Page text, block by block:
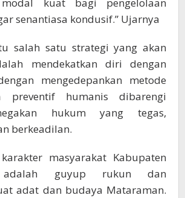
kuat bagi pengelolaan
senantiasa kondusif.” Ujarnya
salah satu strategi yang akan
mendekatkan diri dengan
mengedepankan metode
preventif humanis dibarengi
hukum yang tegas,
berkeadilan.
masyarakat Kabupaten
adalah guyup rukun dan
adat dan budaya Mataraman.